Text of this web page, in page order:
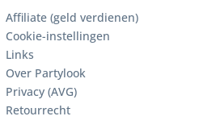
Affiliate (geld verdienen)
Cookie-instellingen
Links
Over Partylook
Privacy (AVG)
Retourrecht